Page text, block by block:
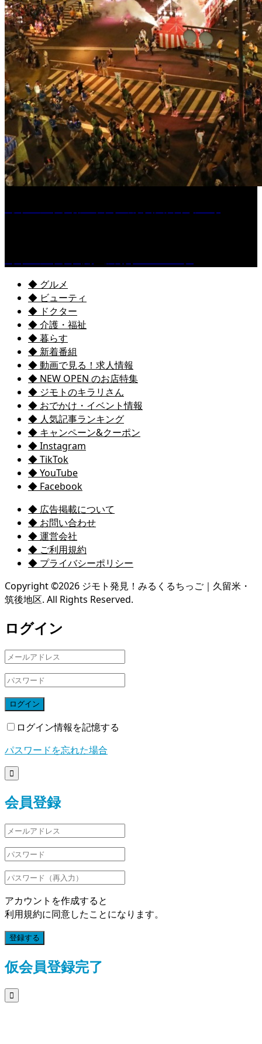
◆ グルメ
◆ ビューティ
◆ ドクター
◆ 介護・福祉
◆ 暮らす
◆ 新着番組
◆ 動画で見る！求人情報
◆ NEW OPEN のお店特集
◆ ジモトのキラリさん
◆ おでかけ・イベント情報
◆ 人気記事ランキング
◆ キャンペーン&クーポン
◆ Instagram
◆ TikTok
◆ YouTube
◆ Facebook
◆ 広告掲載について
◆ お問い合わせ
◆ 運営会社
◆ ご利用規約
◆ プライバシーポリシー
Copyright ©2026 ジモト発見！みるくるちっご｜久留米・
筑後地区. All Rights Reserved.
ログイン
ログイン
ログイン情報を記憶する
パスワードを忘れた場合

会員登録
アカウントを作成すると
利用規約に同意したことになります。
登録する
仮会員登録完了
